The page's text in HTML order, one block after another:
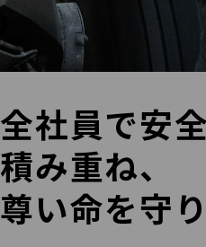
全社員で安
積み重ね、
尊い命を守